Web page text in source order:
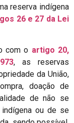
reserva indígena
26 e 27 da Lei
com o artigo 20,
, as reservas
da União,
doação de
de não se
ou de se